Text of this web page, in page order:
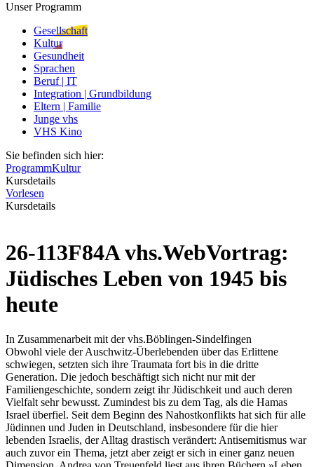
Unser Programm
Gesellschaft
Kultur
Gesundheit
Sprachen
Beruf | IT
Integration | Grundbildung
Eltern | Familie
Junge vhs
VHS Kino
Sie befinden sich hier:
ProgrammKultur
Kursdetails
Vorlesen
Kursdetails
26-113F84A vhs.WebVortrag:
Jüdisches Leben von 1945 bis
heute
In Zusammenarbeit mit der vhs.Böblingen-Sindelfingen
Obwohl viele der Auschwitz-Überlebenden über das Erlittene
schwiegen, setzten sich ihre Traumata fort bis in die dritte
Generation. Die jedoch beschäftigt sich nicht nur mit der
Familiengeschichte, sondern zeigt ihr Jüdischkeit und auch deren
Vielfalt sehr bewusst. Zumindest bis zu dem Tag, als die Hamas
Israel überfiel. Seit dem Beginn des Nahostkonflikts hat sich für alle
Jüdinnen und Juden in Deutschland, insbesondere für die hier
lebenden Israelis, der Alltag drastisch verändert: Antisemitismus war
auch zuvor ein Thema, jetzt aber zeigt er sich in einer ganz neuen